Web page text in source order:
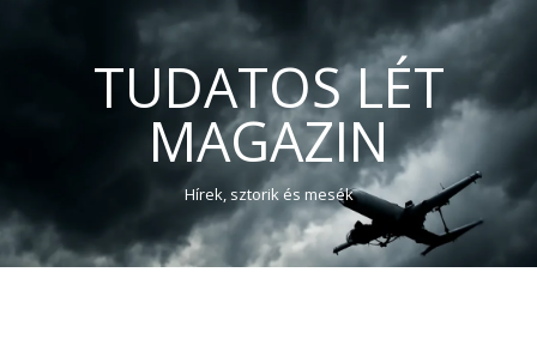
TUDATOS LÉT
MAGAZIN
Hírek, sztorik és mesék